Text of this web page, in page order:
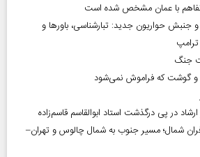
با عمان مشخص شده است
جنبش حواریون جدید: تبارشناسی، باور‌ها و
جنگ
و گوشت که فراموش نمی‌شود
در پی درگذشت استاد ابوالقاسم قاسم‌زاده
شمال؛ مسیر جنوب به شمال چالوس و تهران–